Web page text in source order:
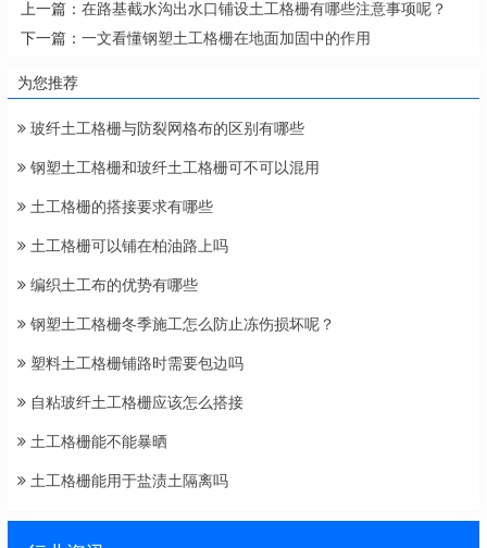
上一篇： 在路基截水沟出水口铺设土工格栅有哪些注意事项呢？
下一篇： 一文看懂钢塑土工格栅在地面加固中的作用
为您推荐
玻纤土工格栅与防裂网格布的区别有哪些
钢塑土工格栅和玻纤土工格栅可不可以混用
土工格栅的搭接要求有哪些
土工格栅可以铺在柏油路上吗
编织土工布的优势有哪些
钢塑土工格栅冬季施工怎么防止冻伤损坏呢？
塑料土工格栅铺路时需要包边吗
自粘玻纤土工格栅应该怎么搭接
土工格栅能不能暴晒
土工格栅能用于盐渍土隔离吗